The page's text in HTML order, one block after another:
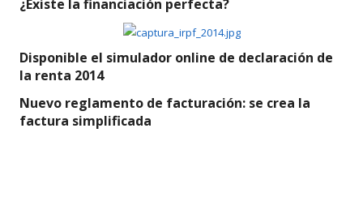
¿Existe la financiación perfecta?
Disponible el simulador online de declaración de
la renta 2014
Nuevo reglamento de facturación: se crea la
factura simplificada